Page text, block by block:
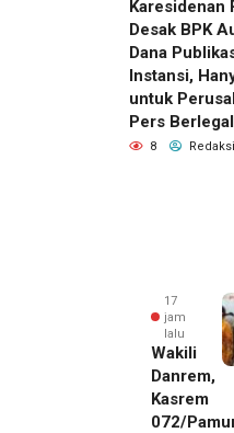
Karesidenan
Desak BPK
Dana
Instansi,
untuk
Pers
8 Redaksi
17
jam
lalu
Wakili
Danrem,
Kasrem
072/